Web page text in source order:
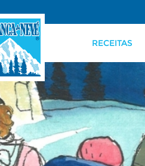
RECEITAS